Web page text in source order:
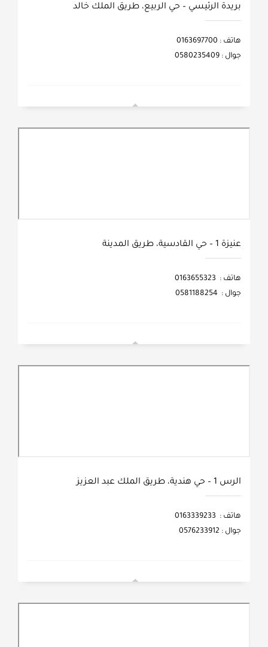
بريدة الرئيسي – حي الربيع، طريق الملك خالد
هاتف : 0163697700
جوال : 0580235409
عنيزة 1 – حي القادسية، طريق المدينة
هاتف : 0163655323
جوال : 0581188254
الرس 1 – حي هندية، طريق الملك عبد العزيز
هاتف : 0163339233
جوال : 0576233912